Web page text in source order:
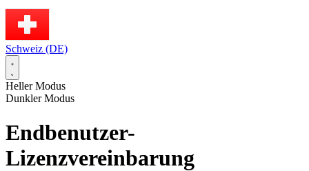
Schweiz (DE)
Heller Modus
Dunkler Modus
Endbenutzer-
Lizenzvereinbarung